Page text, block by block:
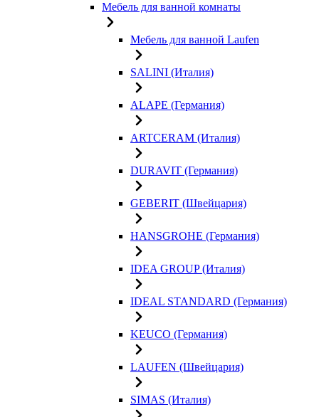
Мебель для ванной комнаты
Мебель для ванной Laufen
SALINI (Италия)
ALAPE (Германия)
ARTCERAM (Италия)
DURAVIT (Германия)
GEBERIT (Швейцария)
HANSGROHE (Германия)
IDEA GROUP (Италия)
IDEAL STANDARD (Германия)
KEUCO (Германия)
LAUFEN (Швейцария)
SIMAS (Италия)